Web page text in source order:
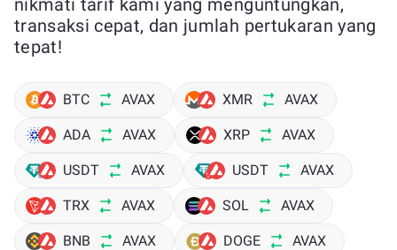
nikmati tarif kami yang menguntungkan,
transaksi cepat, dan jumlah pertukaran yang
tepat!
BTC AVAX XMR AVAX
ADA AVAX XRP AVAX
USDT AVAX USDT AVAX
TRX AVAX SOL AVAX
BNB AVAX DOGE AVAX